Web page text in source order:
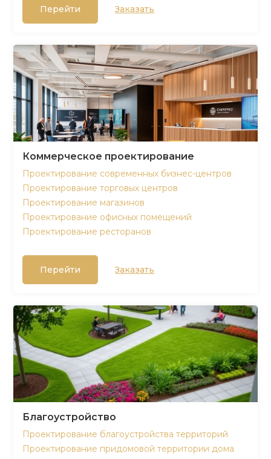
Перейти Заказать
Коммерческое проектирование
Проектирование современных бизнес-центров
Проектирование торговых центров
Проектирование магазинов
Проектирование офисных помещений
Проектирование ресторанов
Перейти Заказать
Благоустройство
Проектирование благоустройства территорий
Проектирование придомовой территории дома